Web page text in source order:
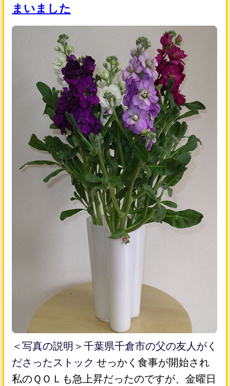
まいました
＜写真の説明＞千葉県千倉市の父の友人がく
ださったストック せっかく食事が開始され
私のＱＯＬも急上昇だったのですが、金曜日